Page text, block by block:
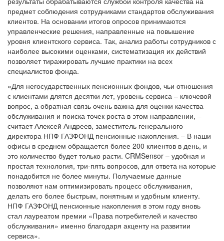
предмет соблюдения сотрудниками стандартов обслуживания
клиентов. На основании итогов опросов принимаются
управленческие решения, направленные на повышение
уровня клиентского сервиса. Так, анализ работы сотрудников с
наиболее высокими оценками, систематизация их действий
позволяет тиражировать лучшие практики на всех
специалистов фонда.
«Для негосударственных пенсионных фондов, чьи отношения
с клиентами длятся десятки лет, уровень сервиса – ключевой
вопрос, а обратная связь очень важна для оценки качества
обслуживания и поиска точек роста в этом направлении, –
считает Алексей Андреев, заместитель генерального
директора НПФ ГАЗФОНД пенсионные накопления. – В наши
офисы в среднем обращается более 200 клиентов в день, и
это количество будет только расти. CRMSensor – удобная и
простая технология, три-пять вопросов, для ответа на которые
понадобится не более минуты. Получаемые данные
позволяют нам оптимизировать процесс обслуживания,
делать его более быстрым, понятным и удобным клиенту.
НПФ ГАЗФОНД пенсионные накопления в этом году вновь
стал лауреатом премии «Права потребителей и качество
обслуживания» именно благодаря акценту на развитии
сервиса».